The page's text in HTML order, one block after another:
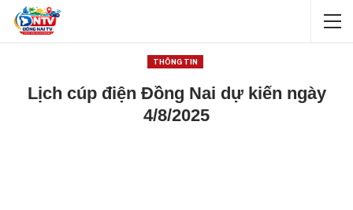
THÔNG TIN
Lịch cúp điện Đồng Nai dự kiến ngày
4/8/2025